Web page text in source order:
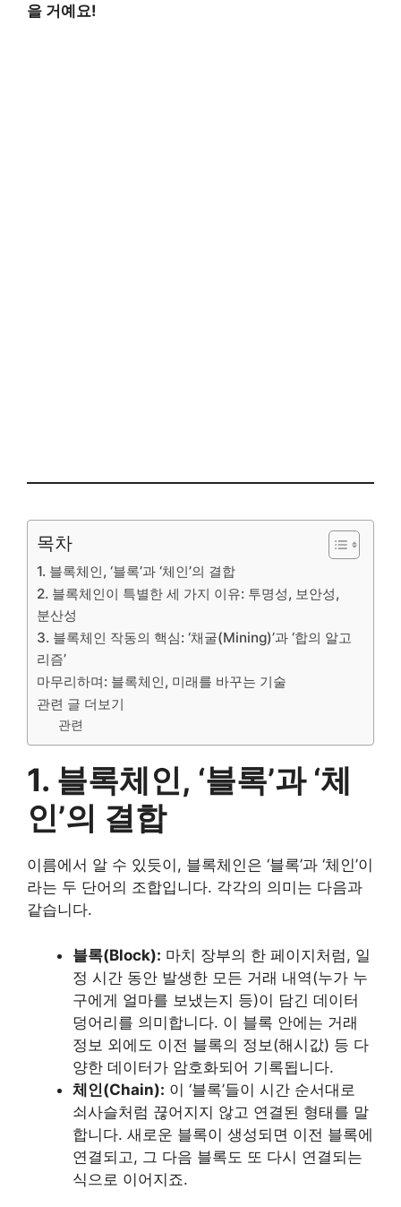
을 거예요!
목차
1. 블록체인, ‘블록’과 ‘체인’의 결합
2. 블록체인이 특별한 세 가지 이유: 투명성, 보안성,
분산성
3. 블록체인 작동의 핵심: ‘채굴(Mining)’과 ‘합의 알고
리즘’
마무리하며: 블록체인, 미래를 바꾸는 기술
관련 글 더보기
관련
1. 블록체인, ‘블록’과 ‘체
인’의 결합
이름에서 알 수 있듯이, 블록체인은 ‘블록’과 ‘체인’이
라는 두 단어의 조합입니다. 각각의 의미는 다음과
같습니다.
블록(Block): 마치 장부의 한 페이지처럼, 일
정 시간 동안 발생한 모든 거래 내역(누가 누
구에게 얼마를 보냈는지 등)이 담긴 데이터
덩어리를 의미합니다. 이 블록 안에는 거래
정보 외에도 이전 블록의 정보(해시값) 등 다
양한 데이터가 암호화되어 기록됩니다.
체인(Chain): 이 ‘블록’들이 시간 순서대로
쇠사슬처럼 끊어지지 않고 연결된 형태를 말
합니다. 새로운 블록이 생성되면 이전 블록에
연결되고, 그 다음 블록도 또 다시 연결되는
식으로 이어지죠.